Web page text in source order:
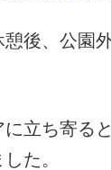
後、公園
立ち寄る
た。